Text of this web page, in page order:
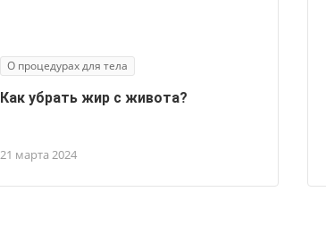
О процедурах для тела
21 марта 2024
Как убрать жир с живота?